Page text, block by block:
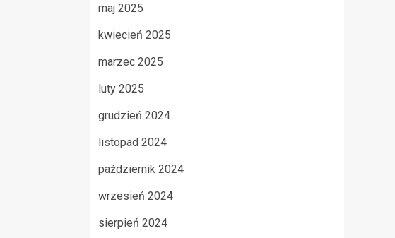
maj 2025
kwiecień 2025
marzec 2025
luty 2025
grudzień 2024
listopad 2024
październik 2024
wrzesień 2024
sierpień 2024